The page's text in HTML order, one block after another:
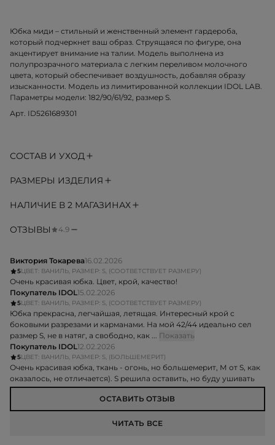
Юбка миди – стильный и женственный элемент гардероба,
который подчеркнет ваш образ. Струящаяся по фигуре, она
акцентирует внимание на талии. Модель выполнена из
полупрозрачного материала с легким переливом молочного
цвета, который обеспечивает воздушность, добавляя образу
изысканности. Модель из лимитированной коллекции IDOL LAB.
Параметры модели: 182/90/61/92, размер S.
Арт. ID5261689301
СОСТАВ И УХОД
РАЗМЕРЫ ИЗДЕЛИЯ
НАЛИЧИЕ В 2 МАГАЗИНАХ
ОТЗЫВЫ 4.9
Виктория Токарева16.02.2026
5ЦВЕТ: ВАНИЛЬ, РАЗМЕР: S, (СООТВЕТСТВУЕТ РАЗМЕРУ)
Очень красивая юбка. Цвет, крой, качество!
Покупатель IDOL15.02.2026
5ЦВЕТ: ВАНИЛЬ, РАЗМЕР: S, (СООТВЕТСТВУЕТ РАЗМЕРУ)
Юбка прекрасна, легчайшая, летящая. Интересный крой с
боковыми разрезами и карманами. На мой 42/44 идеально сел
размер S, не в натяг, а свободно, как ... Показать
Покупатель IDOL12.02.2026
5ЦВЕТ: ВАНИЛЬ, РАЗМЕР: S, (БОЛЬШЕМЕРИТ)
Очень красивая юбка, ткань - огонь, но большемерит, М от S, как
оказалось, не отличается). S решила оставить, но буду ушивать
ОСТАВИТЬ ОТЗЫВ
ЧИТАТЬ ВСЕ